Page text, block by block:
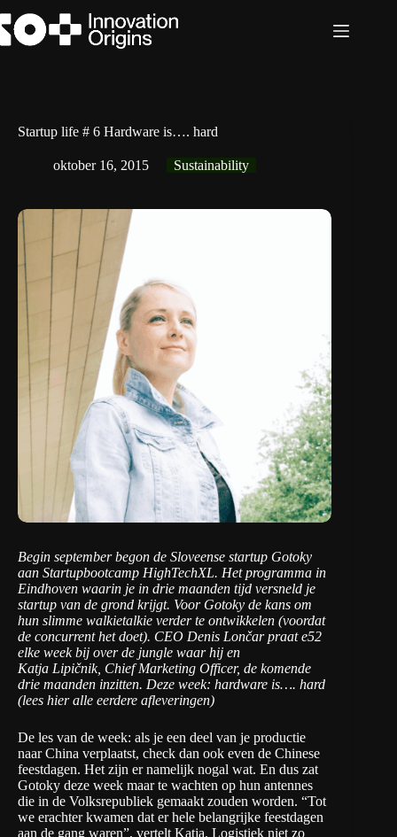
naar
de
Startup life # 6 Hardware is…. hard
oktober 16, 2015 Sustainability
Begin september begon de Sloveense startup Gotoky
aan Startupbootcamp HighTechXL. Het programma in
Eindhoven waarin je in drie maanden tijd versneld je
startup van de grond krijgt. Voor Gotoky de kans om
hun slimme walkietalkie verder te ontwikkelen (voordat
de concurrent het doet). CEO Denis Lončar praat e52
elke week bij over de jungle waar hij en
Katja Lipičnik, Chief Marketing Officer, de komende
drie maanden inzitten. Deze week: hardware is…. hard
(lees hier alle eerdere afleveringen)
De les van de week: als je een deel van je productie
naar China verplaatst, check dan ook even de Chinese
feestdagen. Het zijn er namelijk nogal wat. En dus zat
Gotoky deze week maar te wachten op hun antennes
die in de Volksrepubliek gemaakt zouden worden. “Tot
we erachter kwamen dat er hele belangrijke feestdagen
aan de gang waren”, vertelt Katja. Logistiek niet zo